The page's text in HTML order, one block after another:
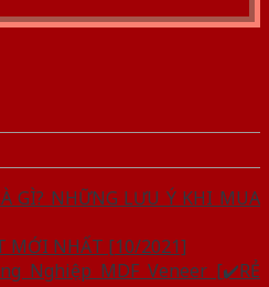
GÌ? NHỮNG LƯU Ý KHI MUA
MỚI NHẤT [10/2021]
Nghiệp MDF Veneer [✔️RẺ